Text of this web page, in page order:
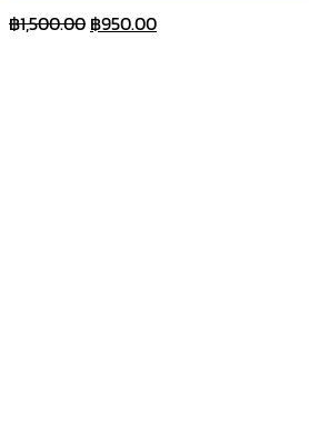
฿1,500.00 Original
฿950.00Current